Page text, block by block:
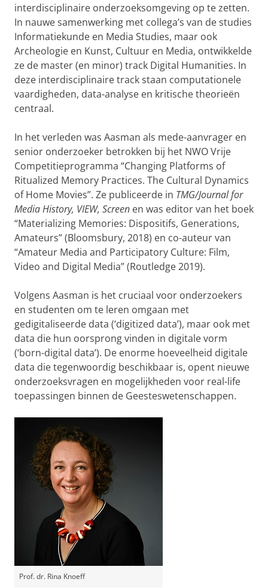
interdisciplinaire onderzoeksomgeving op te zetten.
In nauwe samenwerking met collega’s van de studies
Informatiekunde en Media Studies, maar ook
Archeologie en Kunst, Cultuur en Media, ontwikkelde
ze de master (en minor) track Digital Humanities. In
deze interdisciplinaire track staan computationele
vaardigheden, data-analyse en kritische theorieën
centraal.
In het verleden was Aasman als mede-aanvrager en
senior onderzoeker betrokken bij het NWO Vrije
Competitieprogramma “Changing Platforms of
Ritualized Memory Practices. The Cultural Dynamics
of Home Movies”. Ze publiceerde in TMG/Journal for
Media History, VIEW, Screen en was editor van het boek
“Materializing Memories: Dispositifs, Generations,
Amateurs” (Bloomsbury, 2018) en co-auteur van
“Amateur Media and Participatory Culture: Film,
Video and Digital Media” (Routledge 2019).
Volgens Aasman is het cruciaal voor onderzoekers
en studenten om te leren omgaan met
gedigitaliseerde data (‘digitized data’), maar ook met
data die hun oorsprong vinden in digitale vorm
(‘born-digital data’). De enorme hoeveelheid digitale
data die tegenwoordig beschikbaar is, opent nieuwe
onderzoeksvragen en mogelijkheden voor real-life
toepassingen binnen de Geesteswetenschappen.
Prof. dr. Rina Knoeff